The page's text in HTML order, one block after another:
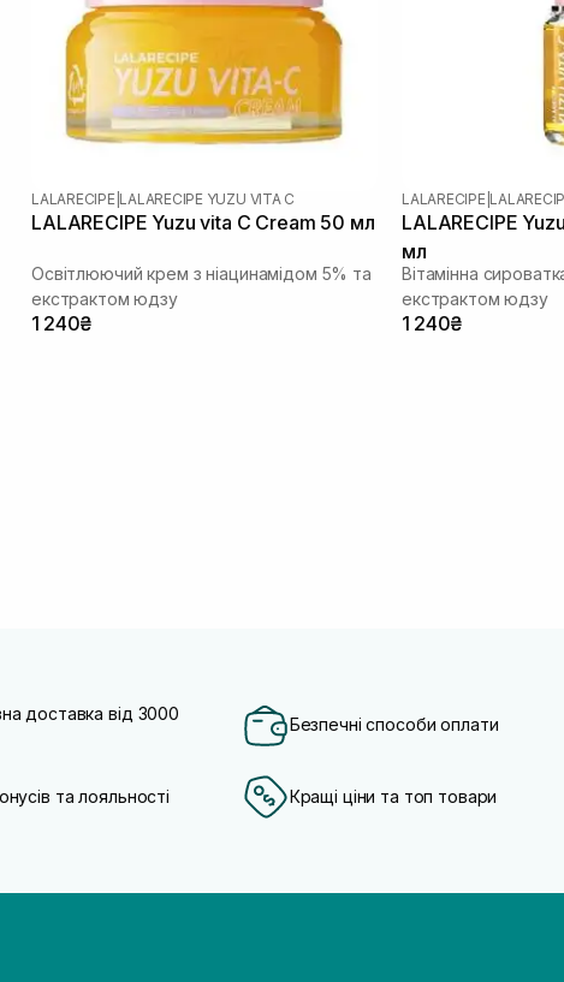
LALARECIPE LALARECIPE YUZU VITA C
LALARECIPE Yuzu vita C Cream 50 мл
Освітлюючий крем з ніацинамідом 5% та
екстрактом юдзу
1 240₴
LALARECIPE
LALARECIPE
мл
Вітамінна
екстрактом юдзу
1 240₴
доставка від 3000
Безпечні способи оплати
та лояльності Кращі ціни та топ товари